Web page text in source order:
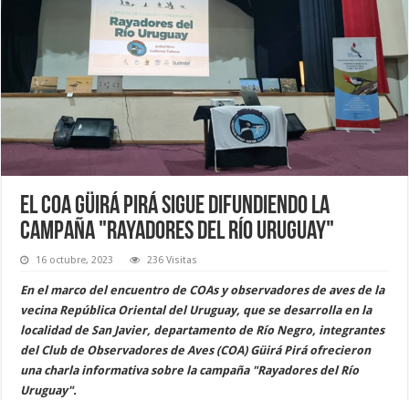
El COA Güirá Pirá sigue difundiendo la
campaña "Rayadores del Río Uruguay"
16 octubre, 2023 236 Visitas
En el marco del encuentro de COAs y observadores de aves de la
vecina República Oriental del Uruguay, que se desarrolla en la
localidad de San Javier, departamento de Río Negro, integrantes
del Club de Observadores de Aves (COA) Güirá Pirá ofrecieron
una charla informativa sobre la campaña "Rayadores del Río
Uruguay".